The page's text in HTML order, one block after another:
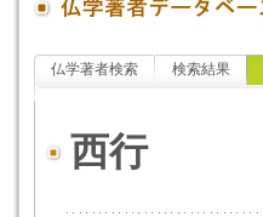
仏学著者検索 検索結果
西行